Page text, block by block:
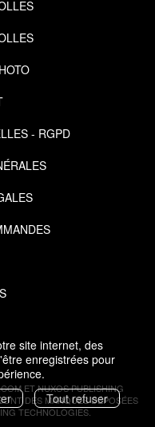
site internet, des
enregistrées pour
Tout refuser
- RGPD
ET NUXOS PUBLISHING
DES MARQUES DÉPOSÉES
TECHNOLOGIES.